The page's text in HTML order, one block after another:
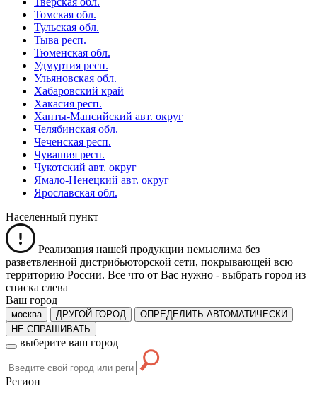
Томская обл.
Тульская обл.
Тыва респ.
Тюменская обл.
Удмуртия респ.
Ульяновская обл.
Хабаровский край
Хакасия респ.
Ханты-Мансийский авт. округ
Челябинская обл.
Чеченская респ.
Чувашия респ.
Чукотский авт. округ
Ямало-Ненецкий авт. округ
Ярославская обл.
Населенный пункт
Реализация нашей продукции немыслима без
разветвленной дистрибьюторской сети, покрывающей всю
территорию России. Все что от Вас нужно - выбрать город из
списка слева
Ваш город
москва ДРУГОЙ ГОРОД
ОПРЕДЕЛИТЬ АВТОМАТИЧЕСКИ
НЕ СПРАШИВАТЬ
выберите ваш город
Регион